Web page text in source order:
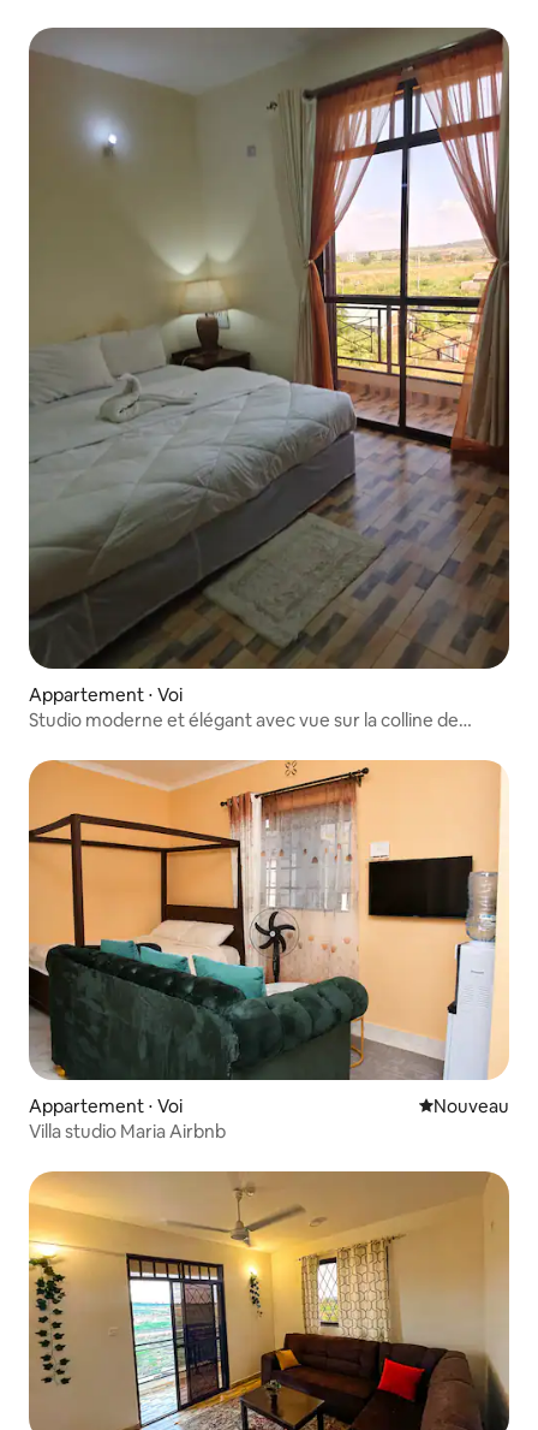
Appartement ⋅ Voi
Studio moderne et élégant avec vue sur la colline de
Appartement ⋅ Voi Nouvel
Nouveau
Villa studio Maria Airbnb